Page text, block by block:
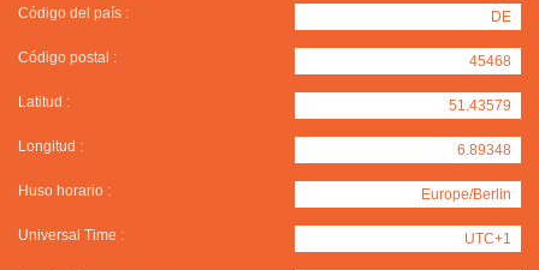
Código del país : DE
Código postal : 45468
Latitud : 51.43579
Longitud : 6.89348
Huso horario : Europe/Berlin
Universal Time : UTC+1